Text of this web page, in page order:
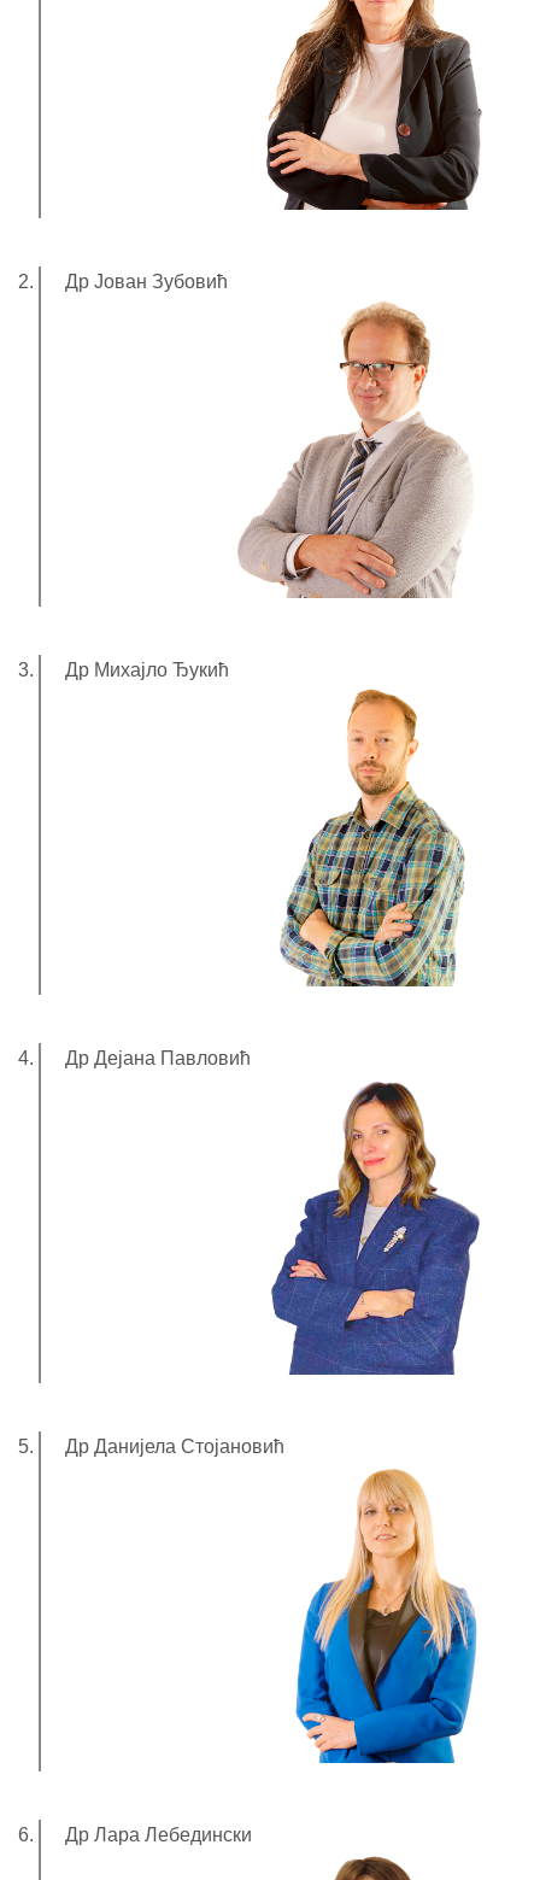
Др Јован Зубовић
Др Михајло Ђукић
Др Дејана Павловић
Др Данијела Стојановић
Др Лара Лебедински